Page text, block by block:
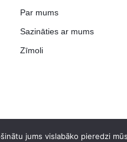
Par mums
Sazināties ar mums
Zīmoli
jums vislabāko pieredzi